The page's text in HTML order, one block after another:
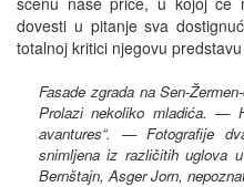
dovesti u pitanje sva
totalnoj kritici njegovu
Fasade zgrada na Sen-
Prolazi nekoliko mladića. —
avantures“. — Fotografije
snimljena iz različitih uglova
Bernštajn, Asger Jorn,